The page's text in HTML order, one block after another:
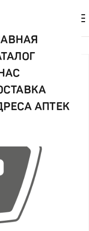
АПТЕК
С, 40г.